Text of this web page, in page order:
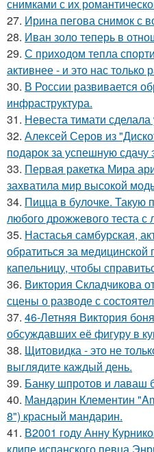
снимками с их
27. Ирина пегова снимок с
28. Иван золо теперь в
29. С приходом тепла
активнее - и это нас только
30. В России развивается
инфраструктура.
31. Невеста тимати сделала
32. Алексей Серов из
подарок за успешную сдачу
33. Первая ракетка Мира
захватила мир высокой
34. Пицца в булочке. Такую
любого дрожжевого теста с
35. Настасья самбурская,
обратиться за
капельницу, чтобы
36. Виктория Складчикова
сцены о разводе с
37. 46-Летняя Виктория
обсуждавших её фигуру в
38. Щитовидка - это не
выглядите каждый день.
39. Банку шпротов и лаваш
40. Мандарин Клементин
8") красный мандарин.
41. В2001 году Анну